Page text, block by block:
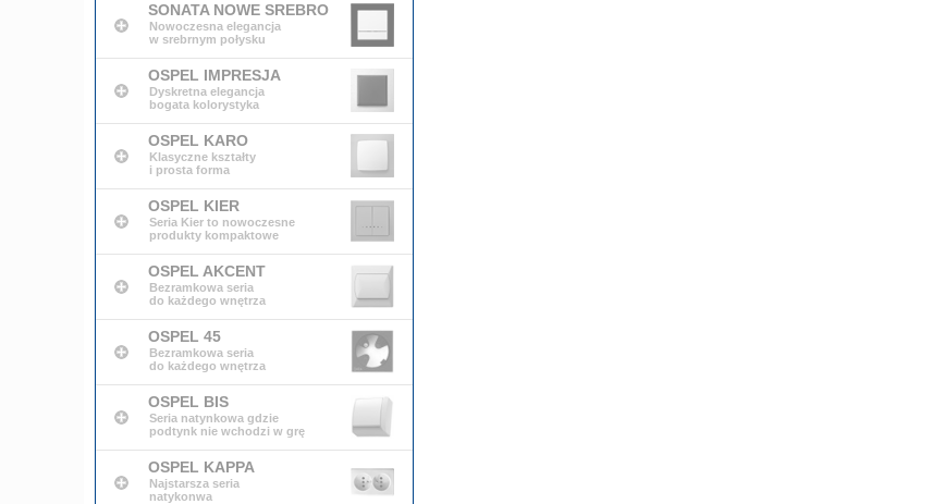
SONATA NOWE SREBRO
Nowoczesna elegancja
w srebrnym połysku
OSPEL IMPRESJA
Dyskretna elegancja
bogata kolorystyka
OSPEL KARO
Klasyczne kształty
i prosta forma
OSPEL KIER
Seria Kier to nowoczesne
produkty kompaktowe
OSPEL AKCENT
Bezramkowa seria
do każdego wnętrza
OSPEL 45
Bezramkowa seria
do każdego wnętrza
OSPEL BIS
Seria natynkowa gdzie
podtynk nie wchodzi w grę
OSPEL KAPPA
Najstarsza seria
natykonwa